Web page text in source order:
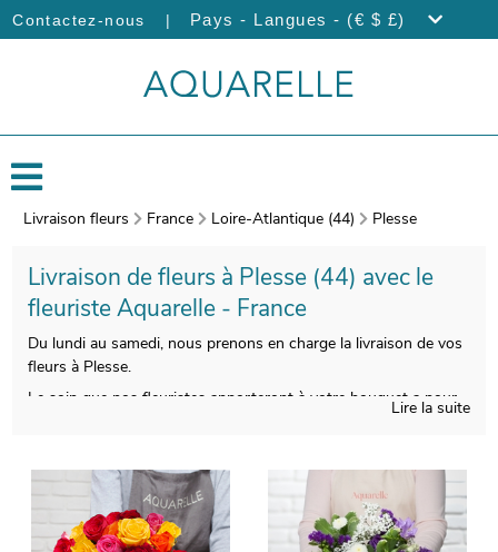
Contactez-nous | Pays - Langues - (€ $ £)
Livraison fleurs France Loire-Atlantique (44) Plesse
Livraison de fleurs à Plesse (44) avec le
fleuriste Aquarelle - France
Du lundi au samedi, nous prenons en charge la livraison de vos
fleurs à Plesse.
Le soin que nos fleuristes apporteront à votre bouquet a pour
prise. Enfin, nous vous ferons parvenir cette photographie par
mail, avant son expédition à Plesse. Rendez votre cadeau plus
personnel encore en joignant gratuitement une photo ou un
message personnalisé.
Lire la suite